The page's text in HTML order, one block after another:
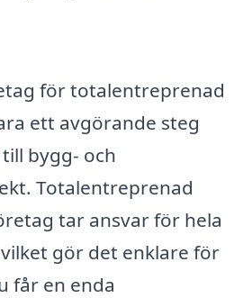
för totalentreprenad
ett avgörande steg
bygg- och
Totalentreprenad
tar ansvar för hela
gör det enklare för
får en enda